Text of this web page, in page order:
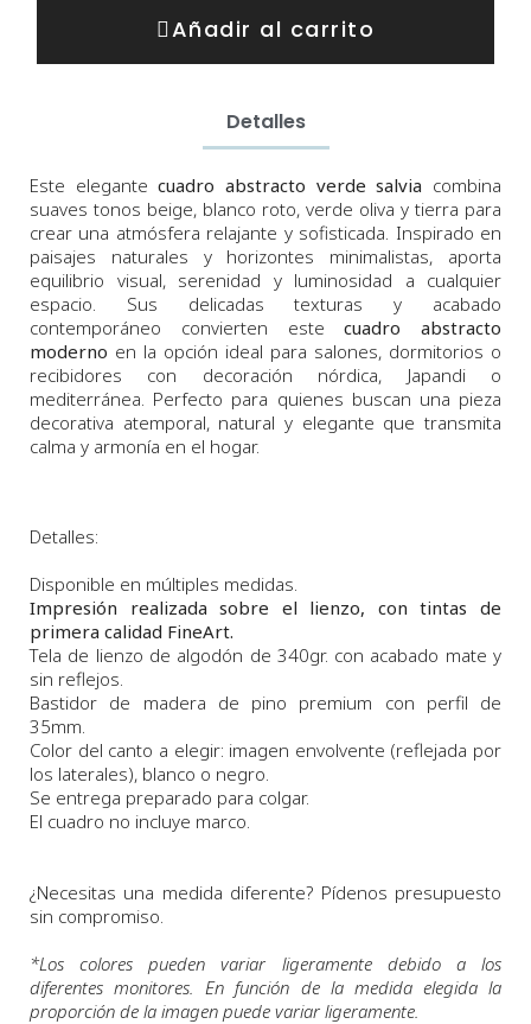
Añadir al carrito
Detalles
Este elegantecuadro abstracto verde salvia combina
suaves tonos beige, blanco roto, verde oliva y tierra para
crear una atmósfera relajante y sofisticada. Inspirado en
paisajes naturales y horizontes minimalistas, aporta
equilibrio visual, serenidad y luminosidad a cualquier
espacio. Sus delicadas texturas y acabado
contemporáneo convierten estecuadro abstracto
moderno en la opción ideal para salones, dormitorios o
recibidores con decoración nórdica, Japandi o
mediterránea. Perfecto para quienes buscan una pieza
decorativa atemporal, natural y elegante que transmita
calma y armonía en el hogar.
Detalles:
Disponible en múltiples medidas.
Impresión realizada sobre el lienzo, con tintas de
primera calidad FineArt.
Tela de lienzo de algodón de 340gr. con acabado mate y
sin reflejos.
Bastidor de madera de pino premium con perfil de
35mm.
Color del canto a elegir: imagen envolvente (reflejada por
los laterales), blanco o negro.
Se entrega preparado para colgar.
El cuadro no incluye marco.
¿Necesitas una medida diferente? Pídenos presupuesto
sin compromiso.
*Los colores pueden variar ligeramente debido a los
diferentes monitores. En función de la medida elegida la
proporción de la imagen puede variar ligeramente.